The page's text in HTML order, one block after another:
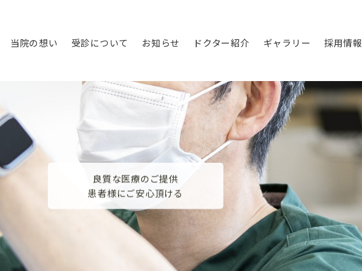
当院の想い 受診について お知らせ ドクター紹介 ギャラリー 採用情報
良質な医療のご提供
患者様にご安心頂ける